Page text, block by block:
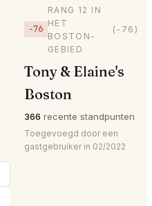
−76
RANG 12 IN
HET
BOSTON-
GEBIED
(-76)
Tony & Elaine's
Boston
366 recente standpunten
Toegevoegd door een
gastgebruiker in 02/2022